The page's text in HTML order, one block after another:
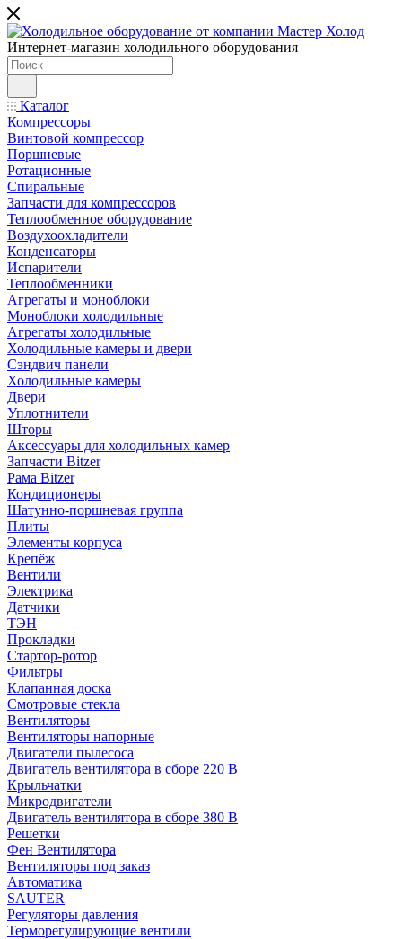
Интернет-магазин холодильного оборудования
Каталог
Компрессоры
Винтовой компрессор
Поршневые
Ротационные
Спиральные
Запчасти для компрессоров
Теплообменное оборудование
Воздухоохладители
Конденсаторы
Испарители
Теплообменники
Агрегаты и моноблоки
Моноблоки холодильные
Агрегаты холодильные
Холодильные камеры и двери
Сэндвич панели
Холодильные камеры
Двери
Уплотнители
Шторы
Аксессуары для холодильных камер
Запчасти Bitzer
Рама Bitzer
Кондиционеры
Шатунно-поршневая группа
Плиты
Элементы корпуса
Крепёж
Вентили
Электрика
Датчики
ТЭН
Прокладки
Стартор-ротор
Фильтры
Клапанная доска
Смотровые стекла
Вентиляторы
Вентиляторы напорные
Двигатели пылесоса
Двигатель вентилятора в сборе 220 В
Крыльчатки
Микродвигатели
Двигатель вентилятора в сборе 380 В
Решетки
Фен Вентилятора
Вентиляторы под заказ
Автоматика
SAUTER
Регуляторы давления
Терморегулирующие вентили